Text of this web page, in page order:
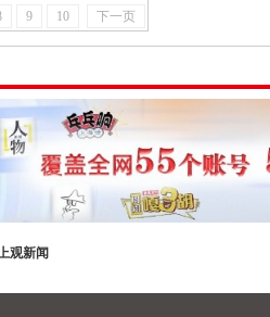
9 10 下一页
观新闻